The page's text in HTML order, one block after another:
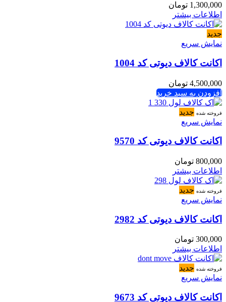
1,300,000 تومان
اطلاعات بیشتر
جدید
نمایش سریع
اکانت کالاف دیوتی کد 1004
4,500,000 تومان
افزودن به سبد خرید
فروخته شده جدید
نمایش سریع
اکانت کالاف دیوتی کد 9570
800,000 تومان
اطلاعات بیشتر
فروخته شده جدید
نمایش سریع
اکانت کالاف دیوتی کد 2982
300,000 تومان
اطلاعات بیشتر
فروخته شده جدید
نمایش سریع
اکانت کالاف دیوتی کد 9673